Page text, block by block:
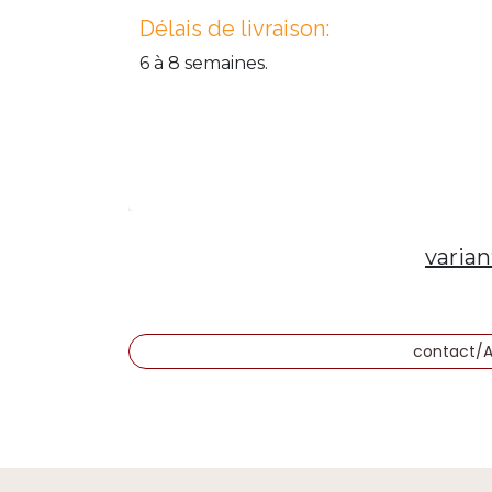
Délais de livraison:
6 à 8 semaines.
contact/